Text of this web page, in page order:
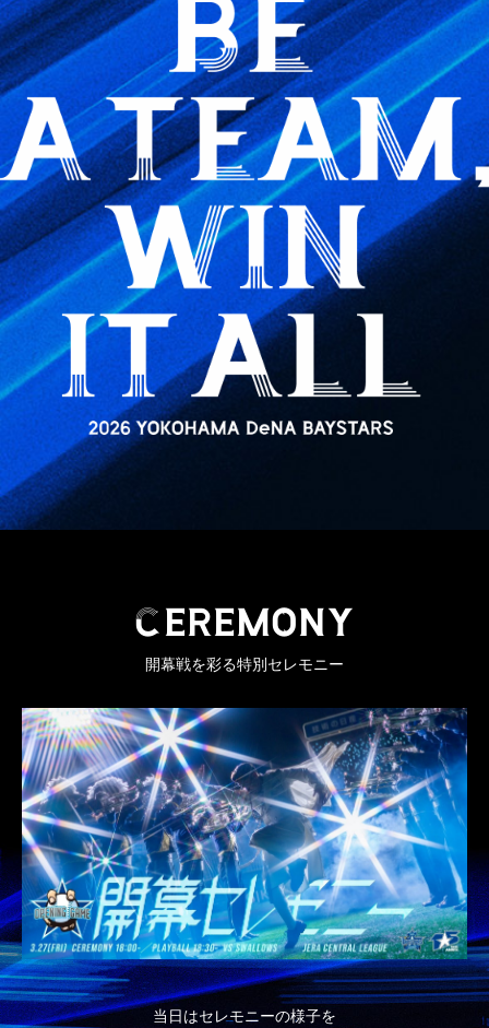
CEREMONY
開幕戦を彩る特別セレモニー
当日はセレモニーの様子を